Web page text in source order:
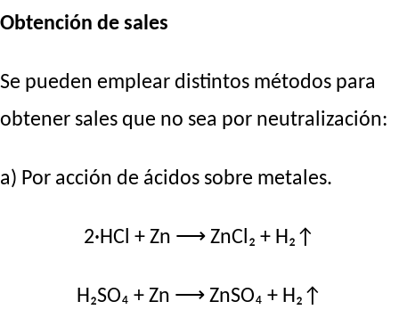
Obtención de sales
Se pueden emplear distintos métodos para
obtener sales que no sea por neutralización:
a) Por acción de ácidos sobre metales.
2·HCl + Zn ⟶ ZnCl₂ + H₂↑
H₂SO₄ + Zn ⟶ ZnSO₄ + H₂↑